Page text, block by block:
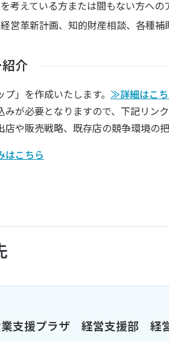
を考えている方または間もない方への
経営革新計画、知的財産相談、各種
介
」を作成いたします。 ≫詳細はこ
みが必要となりますので、下記リン
や販売戦略、既存店の競争環境の
はこちら
業支援プラザ 経営支援部 経